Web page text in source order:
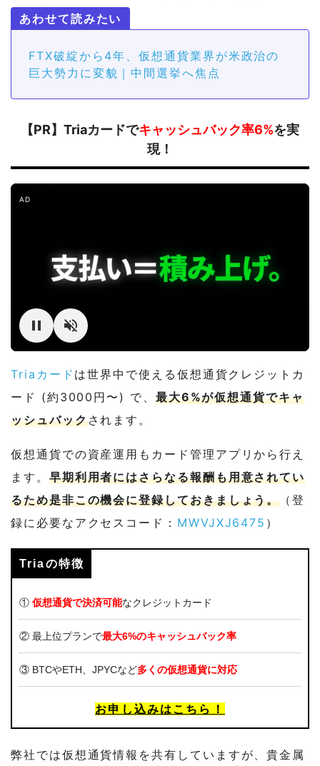
FTX破綻から4年、仮想通貨業界が米政治の
巨大勢力に変貌｜中間選挙へ焦点
【PR】Triaカードでキャッシュバック率6%を実
現！
AD
Triaカード は世界中で使える仮想通貨クレジットカ
ード (約3000円〜) で、 最大6%が仮想通貨でキャ
ッシュバックされます。
仮想通貨での資産運用もカード管理アプリから行え
ます。 早期利用者にはさらなる報酬も用意されてい
るため是非この機会に登録しておきましょう。 （登
録に必要なアクセスコード： MWVJXJ6475 ）
Triaの特徴
① 仮想通貨で決済可能なクレジットカード
② 最上位プランで最大6%のキャッシュバック率
③ BTCやETH、JPYCなど多くの仮想通貨に対応
お申し込みはこちら！
弊社では仮想通貨情報を共有していますが、貴金属